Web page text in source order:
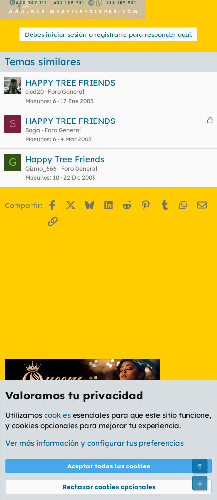
Debes iniciar sesión o registrarte para responder aquí.
Temas similares
HAPPY TREE FRIENDS
clod20
Foro General
Masunos 6 17 Ene 2005
S
C
r
HAPPY TREE FRIENDS
Saga
Foro General
Masunos 6 4 Mar 2005
G Happy Tree Friends
Gizmo_666
Foro General
Masunos 10 22 Dic 2003
Compartir: Facebook BlueskyLinkedIn
Reddit Pinterest
Tumblr
Enlace
Foro General
Cookies
PL OLDSTYLE AMARILLO
Términos y reglas Política de privacidad Ayuda
Community platform by XenForo® © 2010-2026 XenForo Ltd.
Valoramos tu privacidad
Utilizamos cookies esenciales para que este sitio funcione,
y cookies opcionales para mejorar tu experiencia.
Ver más información y configurar tus preferencias
Aceptar todas las cookies
Rechazar cookies opcionales
Pie